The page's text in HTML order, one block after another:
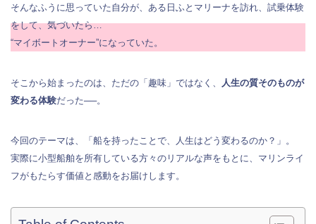
そんなふうに思っていた自分が、ある日ふとマリーナを訪れ、試乗体験
をして、気づいたら…
“マイボートオーナー”になっていた。
そこから始まったのは、ただの「趣味」ではなく、
人生の質そのものが
変わる体験だった──。
今回のテーマは、「船を持ったことで、人生はどう変わるのか？」。
実際に小型船舶を所有している方々のリアルな声をもとに、マリンライ
フがもたらす価値と感動をお届けします。